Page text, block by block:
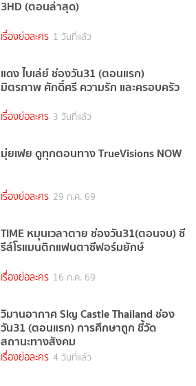
3HD (ตอนล่าสุด)
เรื่องย่อละคร 1 วันที่แล้ว
แดง ไบเล่ย์ ช่องวัน31 (ตอนแรก)
มิตรภาพ ศักดิ์ศรี ความรัก และครอบครัว
เรื่องย่อละคร 3 วันที่แล้ว
มุ่ยเฟย ดูทุกตอนทาง TrueVisions NOW
เรื่องย่อละคร 29 ก.ค. 69
TIME หมุนเวลาตาย ช่องวัน31(ตอนจบ) ซี
รีส์โรแมนติกแฟนตาซีฟอร์มยักษ์
เรื่องย่อละคร 16 ก.ค. 69
วิมานอากาศ Sky Castle Thailand ช่อง
วัน31 (ตอนแรก) การศึกษาถูก ชี้วัด
สถานะทางสังคม
เรื่องย่อละคร 4 วันที่แล้ว